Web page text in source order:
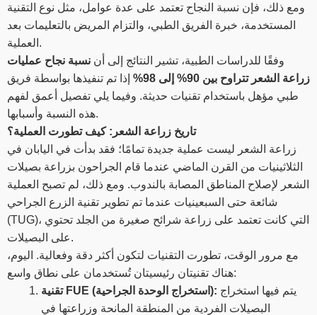
ومع ذلك، فإن نسبة النجاح تعتمد على عدة عوامل، مثل نوع التقنية
المستخدمة، خبرة الفريق الطبي، والتزام المريض بالتعليمات بعد
العملية.
وفقًا للدراسات الطبية، تشير النتائج إلى أن نسبة نجاح عمليات
زراعة الشعر تتراوح بين 90% إلى 98%
إذا تم تنفيذها بواسطة فريق
طبي مؤهل باستخدام تقنيات حديثة. وفيما يلي تفصيل أعمق لفهم
هذه النسبة وأسبابها.
تاريخ زراعة الشعر: كيف تطورت العملية؟
زراعة الشعر ليست عملية جديدة تمامًا؛ فقد بدأت في اليابان في
الثلاثينيات من القرن الماضي عندما قام الجراحون بزراعة بصيلات
الشعر لإصلاح المناطق المصابة بالندوب. ومع ذلك، لم تصبح العملية
شائعة حتى السبعينيات عندما تم تطوير تقنية الزرع الجراحي
(TUG)، التي كانت تعتمد على زراعة شرائح صغيرة من الجلد تحتوي
على البصيلات.
مع مرور الوقت، تطورت التقنيات لتكون أكثر دقة وفعالية. اليوم،
هناك تقنيتان رئيسيتان تُستخدمان على نطاق واسع:
تقنية FUE (استخراج الوحدة الجراحية): يتم فيها استخراج
البصيلات الفردية من المنطقة المانحة وزراعتها في